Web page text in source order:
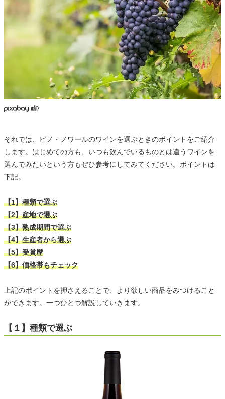
それでは、ピノ・ノワールのワインを選ぶときのポイントをご紹介
します。はじめての方も、いつも飲んでいるものとは違うワインを
選んでみたいという方もぜひ参考にしてみてください。ポイントは
下記。
【1】種類で選ぶ
【2】産地で選ぶ
【3】熟成期間で選ぶ
【4】生産者から選ぶ
【5】受賞歴
【6】価格帯もチェック
上記のポイントを押さえることで、より欲しい商品をみつけること
ができます。一つひとつ解説していきます。
【１】種類で選ぶ